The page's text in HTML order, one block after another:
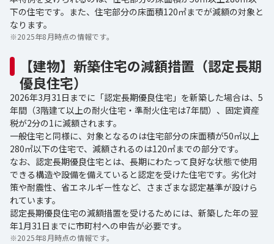
下の住宅です。また、住宅部分の床面積120㎡までが減額の対象と
なります。
※2025年8月時点の情報です。
【建物】新築住宅の減額措置（認定長期
優良住宅）
2026年3月31日までに「認定長期優良住宅」を新築した場合は、5
年間（3階建て以上の耐火住宅・準耐火住宅は7年間）、固定資産
税が2分の1に減額されます。
一般住宅と同様に、対象となるのは住宅部分の床面積が50㎡以上
280㎡以下の住宅で、減額されるのは120㎡までの部分です。
なお、認定長期優良住宅とは、長期にわたって良好な状態で使用
できる構造や設備を備えていると認定を受けた住宅です。劣化対
策や耐震性、省エネルギー性など、さまざまな認定基準が設けら
れています。
認定長期優良住宅の減額措置を受けるためには、新築した年の翌
年1月31日までに市町村への申告が必要です。
※2025年8月時点の情報です。